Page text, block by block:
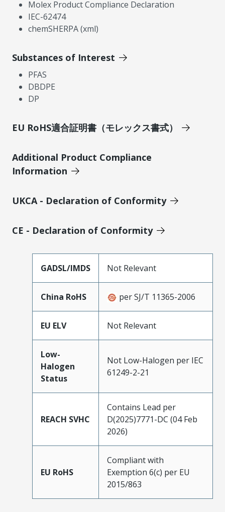
Molex Product Compliance Declaration
IEC-62474
chemSHERPA (xml)
Substances of Interest
PFAS
DBDPE
DP
EU RoHS適合証明書（モレックス書式）
Additional Product Compliance
Information
UKCA - Declaration of Conformity
CE - Declaration of Conformity
GADSL/IMDS Not Relevant
China RoHS per SJ/T 11365-2006
EU ELV Not Relevant
Low-
Halogen
Status
Not Low-Halogen per IEC
61249-2-21
REACH SVHC
Contains Lead per
D(2025)7771-DC (04 Feb
2026)
EU RoHS
Compliant with
Exemption 6(c) per EU
2015/863